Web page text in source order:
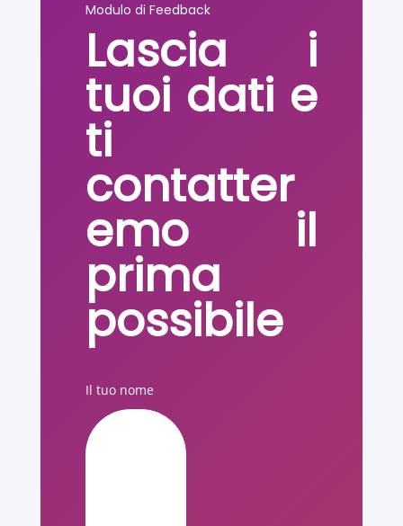
Modulo di Feedback
Lascia i
tuoi dati e
ti
contatter
emo il
prima
possibile
Il tuo nome